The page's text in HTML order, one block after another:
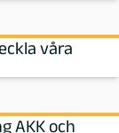
våra
AKK och